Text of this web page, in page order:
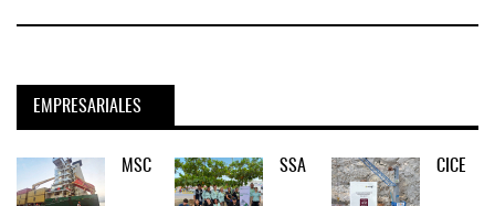
EMPRESARIALES
MSC SSA CICE